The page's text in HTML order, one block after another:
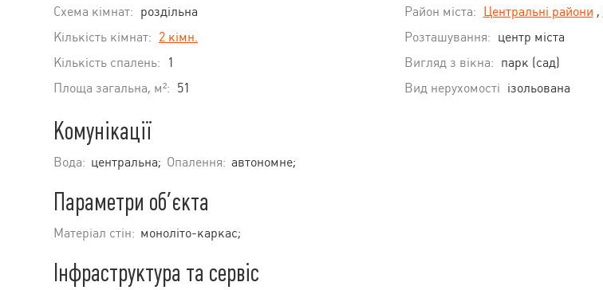
Схема кімнат: роздільна
Кількість кімнат: 2 кімн.
Кількість спалень:
1
Площа загальна, м²: 51
Район міста: Центральні райони ,
Розташування: центр міста
Вигляд з вікна: парк (сад)
Вид нерухомості ізольована
Комунікації
Вода: центральна; Опалення: автономне;
Параметри об’єкта
Матеріал стін: моноліто-каркас;
Інфраструктура та сервіс